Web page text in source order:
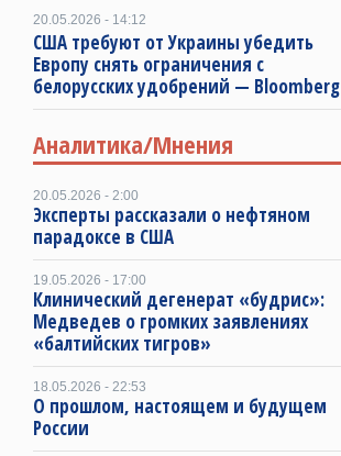
20.05.2026 - 14:12
США требуют от Украины убедить
Европу снять ограничения с
белорусских удобрений — Bloomberg
Аналитика/Мнения
20.05.2026 - 2:00
Эксперты рассказали о нефтяном
парадоксе в США
19.05.2026 - 17:00
Клинический дегенерат «будрис»:
Медведев о громких заявлениях
«балтийских тигров»
18.05.2026 - 22:53
О прошлом, настоящем и будущем
России